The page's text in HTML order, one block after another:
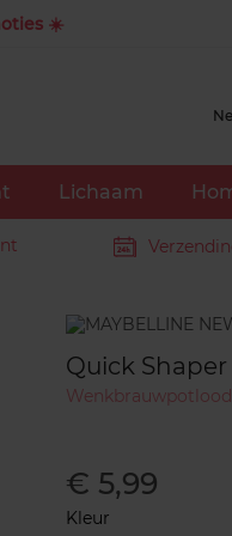
☀️
Lichaam
Merk
Quick
Wenkbrauwpotlood
€ 5,99
Kleur